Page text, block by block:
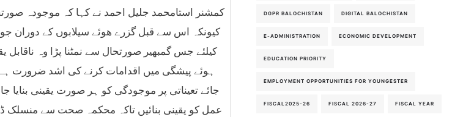
کمشنر استامحمد جلیل احمد نے کہا کہ موجودہ
کیونکہ اس سے قبل گزرے ھوئے سیلابوں کے دوران
کیلئے جس گمبھیر صورتحال سے نمٹنا پڑا وہ
ہوئے پیشگی میں اقدامات کرنے کی اشد ضرورت
جائے تعیناتی پر موجودگی کو ہر صورت یقینی
عمل کو یقینی بنائیں تاکہ محکمہ صحت سے منسلک
DGPR BALOCHISTAN DIGITAL BALOCHISTAN
E-ADMINISTRATION ECONOMIC DEVELOPMENT
EDUCATION PRIORITY
EMPLOYMENT OPPORTUNITIES FOR YOUNGESTER
FISCAL2025-26 FISCAL 2026-27 FISCAL YEAR